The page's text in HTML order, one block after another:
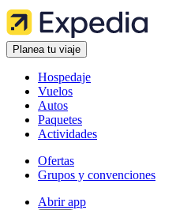
Planea tu viaje
Hospedaje
Vuelos
Autos
Paquetes
Actividades
Ofertas
Grupos y convenciones
Abrir app